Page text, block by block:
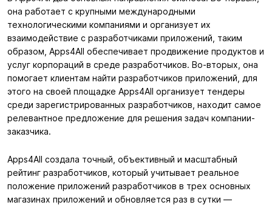
она работает с крупными международными
технологическими компаниями и организует их
взаимодействие с разработчиками приложений, таким
образом, Apps4All обеспечивает продвижение продуктов и
услуг корпораций в среде разработчиков. Во-вторых, она
помогает клиентам найти разработчиков приложений, для
этого на своей площадке Apps4All организует тендеры
среди зарегистрированных разработчиков, находит самое
релевантное предложение для решения задач компании-
заказчика.
Apps4All создала точный, объективный и масштабный
рейтинг разработчиков, который учитывает реальное
положение приложений разработчиков в трех основных
магазинах приложений и обновляется раз в сутки —